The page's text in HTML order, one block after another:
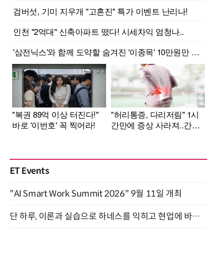
ET Events
"AI Smart Work Summit 2026" 9월 11일 개최
단 하루, 이론과 실습으로 하네스를 익히고 현업에 바로 쓰는 핸즈온 워크숍 (8/20)